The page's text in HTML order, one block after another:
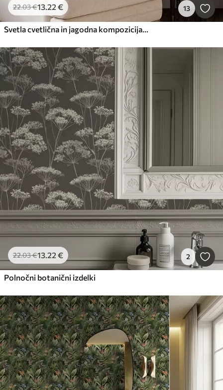
22.03€13.22 € 13
Svetla cvetlična in jagodna kompozicija s papagaji
22.03€13.22 € 2
Polnočni botanični izdelki